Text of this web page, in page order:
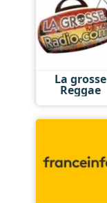
La grosse
Reggae